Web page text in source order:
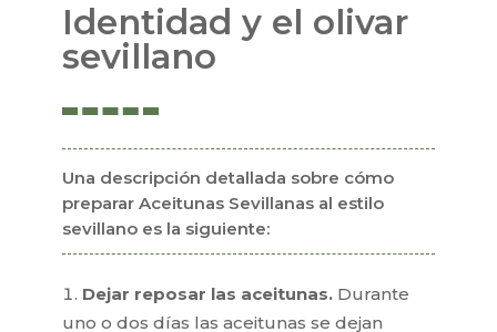
Identidad y el olivar
sevillano
Una descripción detallada sobre cómo
preparar Aceitunas Sevillanas al estilo
sevillano es la siguiente:
Dejar reposar las aceitunas. Durante
uno o dos días las aceitunas se dejan